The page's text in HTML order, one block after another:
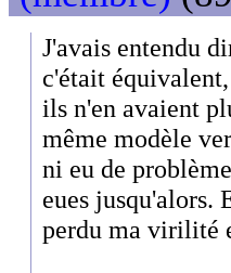
J'avais entendu
c'était
ils n'en avaient
même modèle
ni eu de
eues jusqu'alors.
perdu ma virilité